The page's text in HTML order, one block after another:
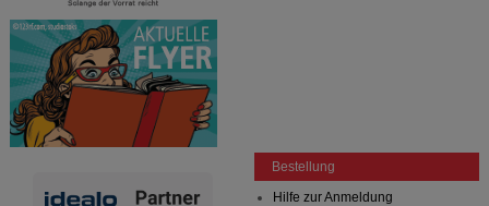
Bestellung
Hilfe zur Anmeldung